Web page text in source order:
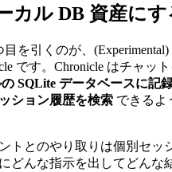
カル DB 資産にす
を引くのが、 (Experimental)
です。Chronicle はチャッ
SQLite データベースに記
ション履歴を検索 できるよ
トとのやり取りは個別セッ
どんな指示を出してどんな